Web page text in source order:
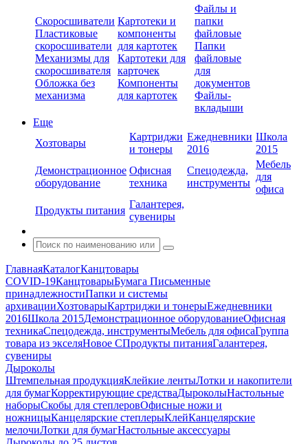
Скоросшиватели
Пластиковые
скоросшиватели
Механизмы для
скоросшивателя
Обложка без
механизма
Картотеки и
компоненты
для картотек
Картотеки для
карточек
Компоненты
для картотек
Файлы и
папки
файловые
Папки
файловые
для
документов
Файлы-
вкладыши
Еще
Хозтовары
Картриджи
и тонеры
Ежедневники
2016
Школа
2015
Демонстрационное
оборудование
Офисная
техника
Спецодежда,
инструменты
Мебель
для
офиса
Продукты питания
Галантерея,
сувениры
ГлавнаяКаталогКанцтовары
COVID-19КанцтоварыБумага Письменные
принадлежностиПапки и системы
архивацииХозтоварыКартриджи и тонерыЕжедневники
2016Школа 2015Демонстрационное оборудованиеОфисная
техникаСпецодежда, инструментыМебель для офисаГруппа
товара из экселяНовое СПродукты питанияГалантерея,
сувениры
Дыроколы
Штемпельная продукцияКлейкие лентыЛотки и накопители
для бумагКорректирующие средстваДыроколыНастольные
наборыСкобы для степлеровОфисные ножи и
ножницыКанцелярские степлерыКлейКанцелярские
мелочиЛотки для бумагНастольные аксессуары